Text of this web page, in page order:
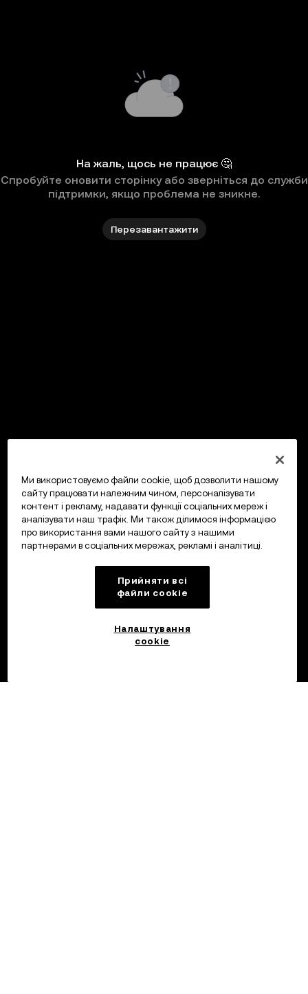
На жаль, щось не працює 🤔
Спробуйте оновити сторінку або зверніться до служби
підтримки, якщо проблема не зникне.
Перезавантажити
Ми використовуємо файли cookie, щоб дозволити нашому
сайту працювати належним чином, персоналізувати
контент і рекламу, надавати функції соціальних мереж і
аналізувати наш трафік. Ми також ділимося інформацією
про використання вами нашого сайту з нашими
партнерами в соціальних мережах, рекламі і аналітиці.
Прийняти всі
файли сookie
Налаштування
cookie